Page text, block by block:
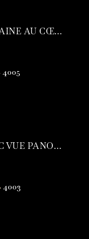
ÉLÉGANCE CONTEMPORAINE AU CŒUR D’UN ÉCRIN DE VERDURE
4005
VILLA D’EXCEPTION AVEC VUE PANORAMIQUE SUR LE GOLFE DE SAINT-TROPEZ
4003